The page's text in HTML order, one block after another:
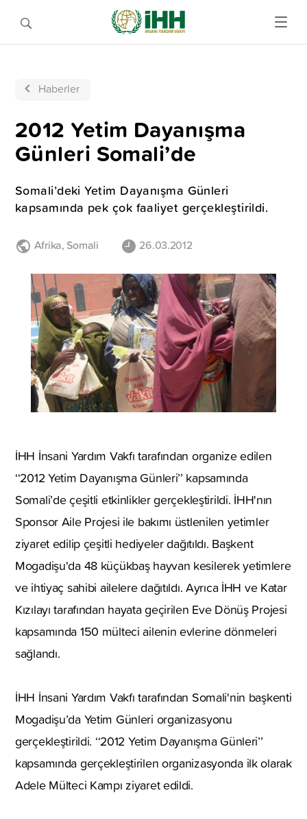
Haberler
2012 Yetim Dayanışma
Günleri Somali’de
Somali’deki Yetim Dayanışma Günleri
kapsamında pek çok faaliyet gerçekleştirildi.
Afrika, Somali 26.03.2012
İHH İnsani Yardım Vakfı tarafından organize edilen
‘‘2012 Yetim Dayanışma Günleri’’ kapsamında
Somali’de çeşitli etkinlikler gerçekleştirildi. İHH'nın
Sponsor Aile Projesi ile bakımı üstlenilen yetimler
ziyaret edilip çeşitli hediyeler dağıtıldı. Başkent
Mogadişu'da 48 küçükbaş hayvan kesilerek yetimlere
ve ihtiyaç sahibi ailelere dağıtıldı. Ayrıca İHH ve Katar
Kızılayı tarafından hayata geçirilen Eve Dönüş Projesi
kapsamında 150 mülteci ailenin evlerine dönmeleri
sağlandı.
İHH İnsani Yardım Vakfı tarafından Somali'nin başkenti
Mogadişu’da Yetim Günleri organizasyonu
gerçekleştirildi. ‘‘2012 Yetim Dayanışma Günleri’’
kapsamında gerçekleştirilen organizasyonda ilk olarak
Adele Mülteci Kampı ziyaret edildi.